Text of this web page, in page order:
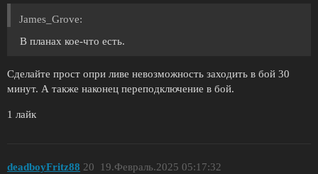
James_Grove:
В планах кое-что есть.
Сделайте прост опри ливе невозможность заходить в бой 30
минут. А также наконец переподключение в бой.
1 лайк
deadboyFritz88 19.Февраль.2025 05:17:32
20